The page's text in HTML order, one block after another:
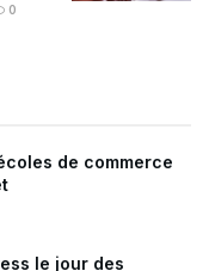
0
de commerce
le jour des